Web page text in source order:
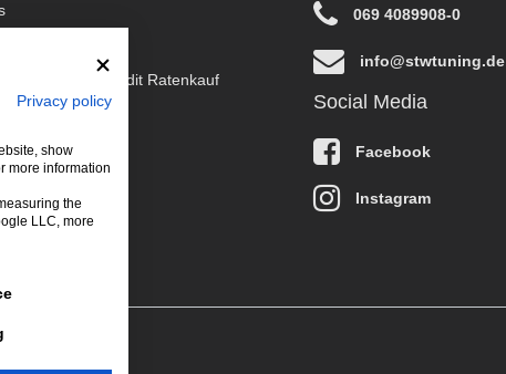
AGB EasyCredit Ratenkauf
069 4089908-0
info@stwtuning.de
Social Media
Facebook
Instagram
Privacy policy
show
more information
the
LLC, more